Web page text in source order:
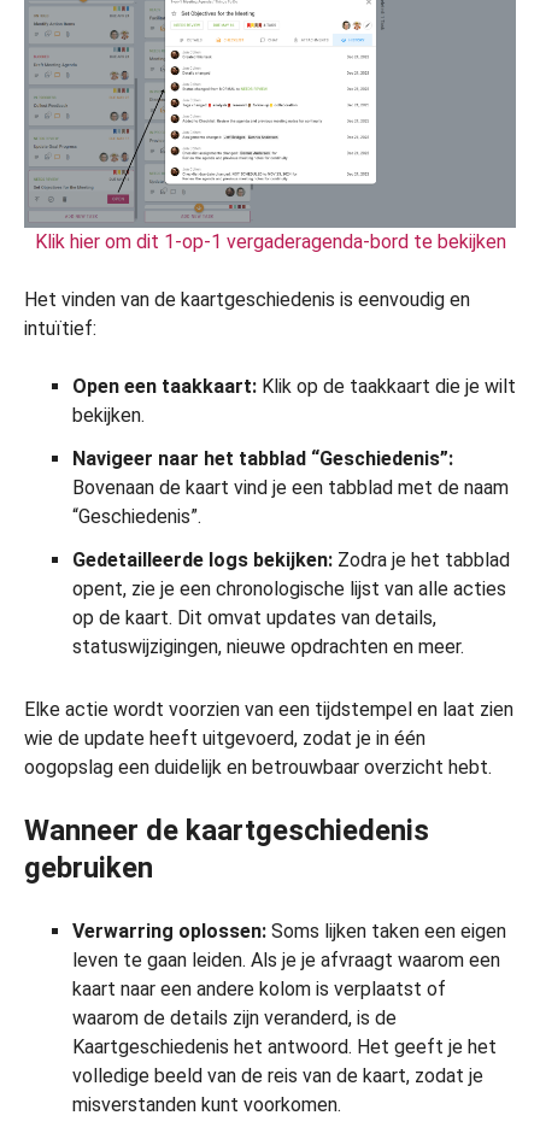
Klik hier om dit 1-op-1 vergaderagenda-bord te bekijken
Het vinden van de kaartgeschiedenis is eenvoudig en
intuïtief:
Open een taakkaart: Klik op de taakkaart die je wilt
bekijken.
Navigeer naar het tabblad “Geschiedenis”:
Bovenaan de kaart vind je een tabblad met de naam
“Geschiedenis”.
Gedetailleerde logs bekijken: Zodra je het tabblad
opent, zie je een chronologische lijst van alle acties
op de kaart. Dit omvat updates van details,
statuswijzigingen, nieuwe opdrachten en meer.
Elke actie wordt voorzien van een tijdstempel en laat zien
wie de update heeft uitgevoerd, zodat je in één
oogopslag een duidelijk en betrouwbaar overzicht hebt.
Wanneer de kaartgeschiedenis
gebruiken
Verwarring oplossen: Soms lijken taken een eigen
leven te gaan leiden. Als je je afvraagt waarom een
kaart naar een andere kolom is verplaatst of
waarom de details zijn veranderd, is de
Kaartgeschiedenis het antwoord. Het geeft je het
volledige beeld van de reis van de kaart, zodat je
misverstanden kunt voorkomen.